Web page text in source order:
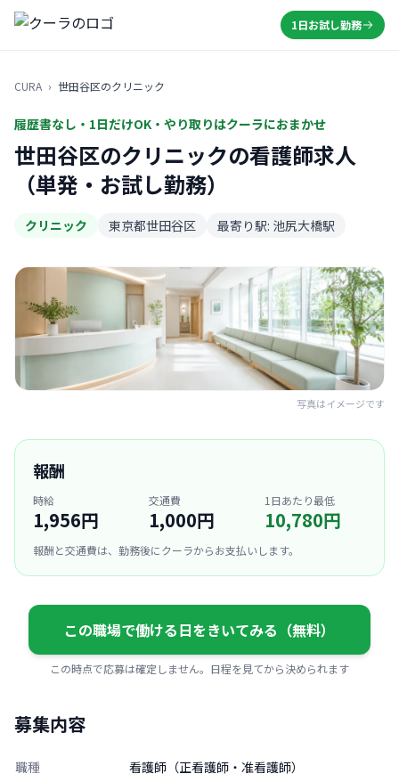
1日お試し勤務
CURA › 世田谷区のクリニック
履歴書なし・1日だけOK・やり取りはクーラにおまかせ
世田谷区のクリニックの看護師求人
（単発・お試し勤務）
クリニック 東京都世田谷区 最寄り駅: 池尻大橋駅
写真はイメージです
報酬
時給
1,956円
交通費
1,000円
1日あたり最低
10,780円
報酬と交通費は、勤務後にクーラからお支払いします。
この職場で働ける日をきいてみる（無料）
この時点で応募は確定しません。日程を見てから決められます
募集内容
職種 看護師（正看護師・准看護師）